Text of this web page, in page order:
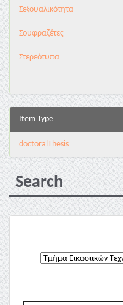
Σεξουαλικότητα
Σουφραζέτες
Στερεότυπα
Item Type
doctoralThesis
Search